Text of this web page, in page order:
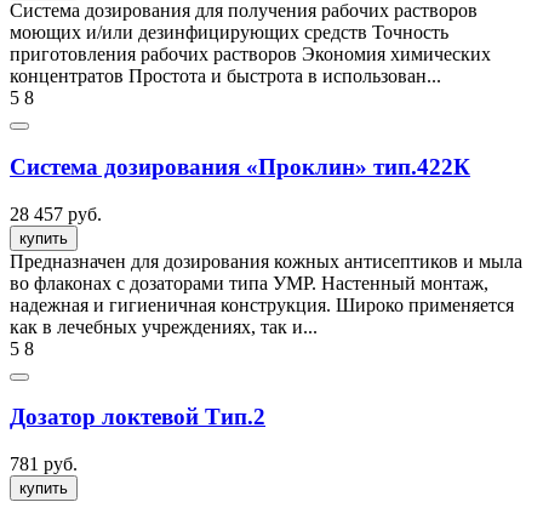
Система дозирования для получения рабочих растворов
моющих и/или дезинфицирующих средств Точность
приготовления рабочих растворов Экономия химических
концентратов Простота и быстрота в использован...
5 8
Система дозирования «Проклин» тип.422К
28 457 руб.
купить
Предназначен для дозирования кожных антисептиков и мыла
во флаконах с дозаторами типа УМР. Настенный монтаж,
надежная и гигиеничная конструкция. Широко применяется
как в лечебных учреждениях, так и...
5 8
Дозатор локтевой Тип.2
781 руб.
купить